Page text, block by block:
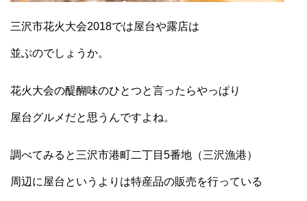
三沢市花火大会2018では屋台や露店は
並ぶのでしょうか。
花火大会の醍醐味のひとつと言ったらやっぱり
屋台グルメだと思うんですよね。
調べてみると三沢市港町二丁目5番地（三沢漁港）
周辺に屋台というよりは特産品の販売を行っている